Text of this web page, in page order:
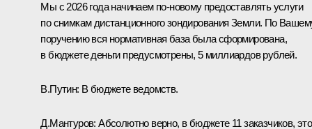
Мы с 2026 года начинаем по-новому предоставлять услуги
по снимкам дистанционного зондирования Земли. По
поручению вся нормативная база была сформирована,
в бюджете деньги предусмотрены, 5 миллиардов рублей.
В.Путин: В бюджете ведомств.
Д.Мантуров: Абсолютно верно, в бюджете 11 заказчиков, это